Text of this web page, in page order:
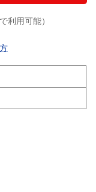
利用可能）